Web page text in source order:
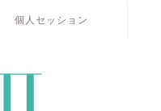
個人セッション